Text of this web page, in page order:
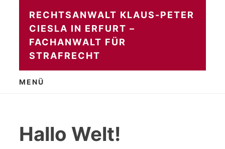
springen
RECHTSANWALT KLAUS-PETER
CIESLA IN ERFURT –
FACHANWALT FÜR
STRAFRECHT
MENÜ
Hallo Welt!